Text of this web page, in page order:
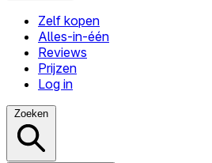
Zelf kopen
Alles-in-één
Reviews
Prijzen
Log in
Zoeken